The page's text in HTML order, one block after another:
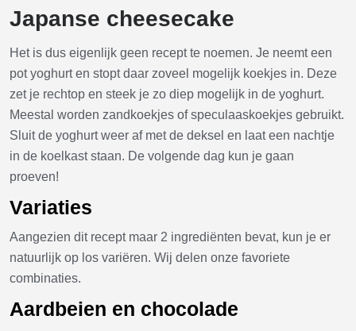
Japanse cheesecake
Het is dus eigenlijk geen recept te noemen. Je neemt een
pot yoghurt en stopt daar zoveel mogelijk koekjes in. Deze
zet je rechtop en steek je zo diep mogelijk in de yoghurt.
Meestal worden zandkoekjes of speculaaskoekjes gebruikt.
Sluit de yoghurt weer af met de deksel en laat een nachtje
in de koelkast staan. De volgende dag kun je gaan
proeven!
Variaties
Aangezien dit recept maar 2 ingrediënten bevat, kun je er
natuurlijk op los variëren. Wij delen onze favoriete
combinaties.
Aardbeien en chocolade